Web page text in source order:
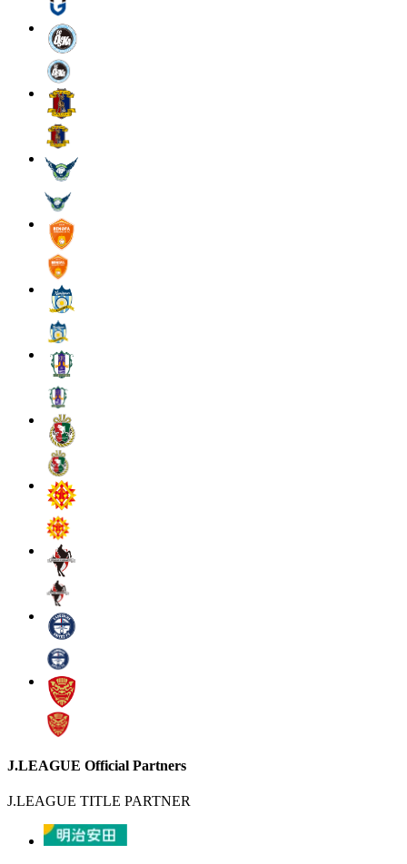
J.LEAGUE Official Partners
J.LEAGUE TITLE PARTNER